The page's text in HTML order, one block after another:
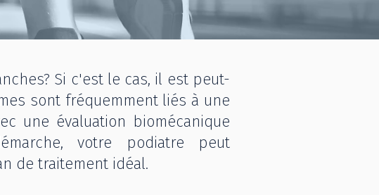
Si c'est le cas, il est peut-
sont fréquemment liés à une
une évaluation biomécanique
votre podiatre peut
de traitement idéal.